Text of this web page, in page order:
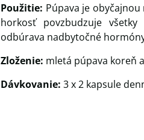
Použitie: Púpava je
horkosť povzbudzuje
odbúrava nadbytočné
Zloženie: mletá púpava koreň
Dávkovanie: 3 x 2 kapsule